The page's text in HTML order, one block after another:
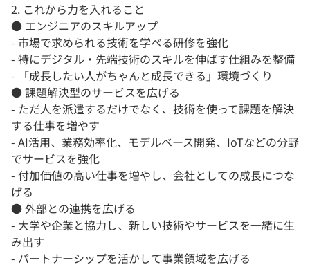
2. これから力を入れること
● エンジニアのスキルアップ
- 市場で求められる技術を学べる研修を強化
- 特にデジタル・先端技術のスキルを伸ばす仕組みを整備
- 「成長したい人がちゃんと成長できる」環境づくり
● 課題解決型のサービスを広げる
- ただ人を派遣するだけでなく、技術を使って課題を解決
する仕事を増やす
- AI活用、業務効率化、モデルベース開発、IoTなどの分野
でサービスを強化
- 付加価値の高い仕事を増やし、会社としての成長につな
げる
● 外部との連携を広げる
- 大学や企業と協力し、新しい技術やサービスを一緒に生
み出す
- パートナーシップを活かして事業領域を広げる